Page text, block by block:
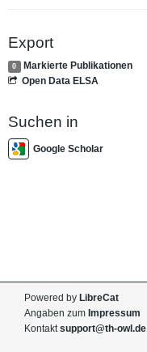
Export
0
Markierte Publikationen
Open Data ELSA
Suchen in
Google Scholar
Powered by LibreCat
Angaben zum Impressum
Kontaktsupport@th-owl.de